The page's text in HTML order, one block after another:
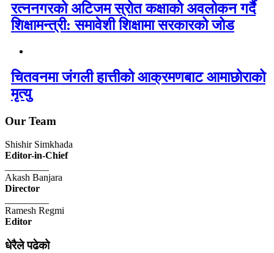
रत्ननगरको अटिजम स्रोत कक्षाको अवलोकन गर्दै
शिक्षामन्त्री: समावेशी शिक्षामा सरकारको जोड
चितवनमा जंगली हात्तीको आक्रमणबाट आमाछोराको
मृत्यु
Our Team
Shishir Simkhada
Editor-in-Chief
Akash Banjara
Director
Ramesh Regmi
Editor
धेरैले पढेको